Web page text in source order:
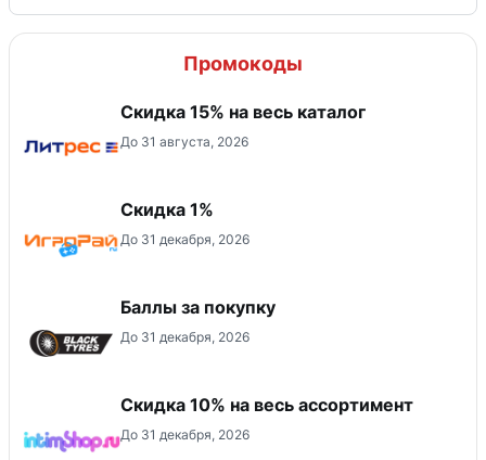
Промокоды
Скидка 15% на весь каталог
До 31 августа, 2026
Скидка 1%
До 31 декабря, 2026
Баллы за покупку
До 31 декабря, 2026
Скидка 10% на весь ассортимент
До 31 декабря, 2026